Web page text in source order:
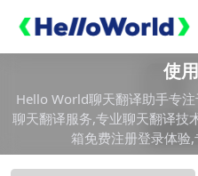
使
Hello World聊天翻译助手专
聊天翻译服务,专业聊天翻译技
箱免费注册登录体验